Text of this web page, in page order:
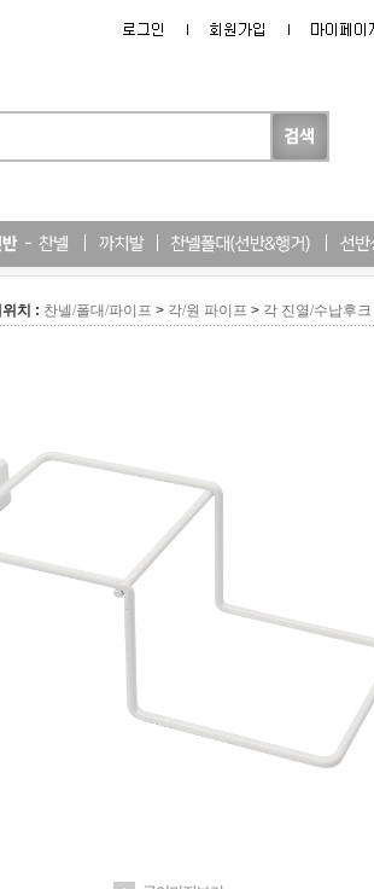
치 : 찬넬/폴대/파이프 > 각/원 파이프 > 각 진열/수납후크